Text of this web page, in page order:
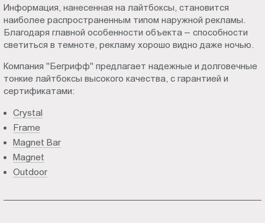
Информация, нанесенная на лайтбоксы, становится
наиболее распространенным типом наружной рекламы.
Благодаря главной особенности объекта – способности
светиться в темноте, рекламу хорошо видно даже ночью.
Компания "Бегрифф" предлагает надежные и долговечные
тонкие лайтбоксы высокого качества, с гарантией и
сертификатами:
Crystal
Frame
Magnet Bar
Magnet
Outdoor